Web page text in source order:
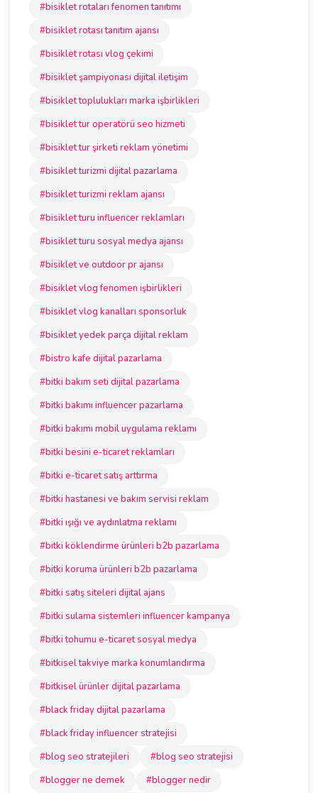
#bisiklet rotaları fenomen tanıtımı
#bisiklet rotası tanıtım ajansı
#bisiklet rotası vlog çekimi
#bisiklet şampiyonası dijital iletişim
#bisiklet toplulukları marka işbirlikleri
#bisiklet tur operatörü seo hizmeti
#bisiklet tur şirketi reklam yönetimi
#bisiklet turizmi dijital pazarlama
#bisiklet turizmi reklam ajansı
#bisiklet turu influencer reklamları
#bisiklet turu sosyal medya ajansı
#bisiklet ve outdoor pr ajansı
#bisiklet vlog fenomen işbirlikleri
#bisiklet vlog kanalları sponsorluk
#bisiklet yedek parça dijital reklam
#bistro kafe dijital pazarlama
#bitki bakım seti dijital pazarlama
#bitki bakımı influencer pazarlama
#bitki bakımı mobil uygulama reklamı
#bitki besini e-ticaret reklamları
#bitki e-ticaret satış arttırma
#bitki hastanesi ve bakım servisi reklam
#bitki ışığı ve aydınlatma reklamı
#bitki köklendirme ürünleri b2b pazarlama
#bitki koruma ürünleri b2b pazarlama
#bitki satış siteleri dijital ajans
#bitki sulama sistemleri influencer kampanya
#bitki tohumu e-ticaret sosyal medya
#bitkisel takviye marka konumlandırma
#bitkisel ürünler dijital pazarlama
#black friday dijital pazarlama
#black friday influencer stratejisi
#blog seo stratejileri
#blog seo stratejisi
#blogger ne demek
#blogger nedir